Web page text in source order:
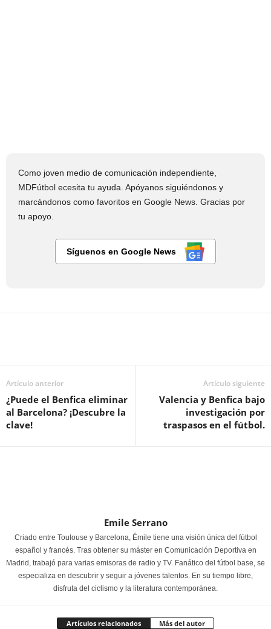
Como joven medio de comunicación independiente,
MDFútbol ecesita tu ayuda. Apóyanos siguiéndonos y
marcándonos como favoritos en Google News. Gracias por
tu apoyo.
Síguenos en Google News
Artículo anterior
¿Puede el Benfica eliminar
al Barcelona? ¡Descubre la
clave!
Artículo siguiente
Valencia y Benfica bajo
investigación por
traspasos en el fútbol.
Emile Serrano
Criado entre Toulouse y Barcelona, Émile tiene una visión única del fútbol
español y francés. Tras obtener su máster en Comunicación Deportiva en
Madrid, trabajó para varias emisoras de radio y TV. Fanático del fútbol base, se
especializa en descubrir y seguir a jóvenes talentos. En su tiempo libre,
disfruta del ciclismo y la literatura contemporánea.
Artículos relacionados Más del autor